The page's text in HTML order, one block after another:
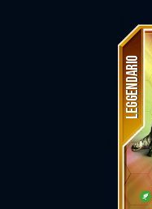
LEGGENDARIO